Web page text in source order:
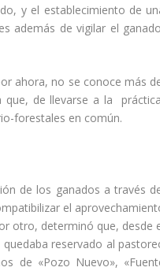
y el establecimiento de
además de vigilar el
ahora, no se conoce más
que, de llevarse a la
forestales en común.
de los ganados a través
el
otro, determinó que, desde
reservado al
de «Pozo Nuevo»,